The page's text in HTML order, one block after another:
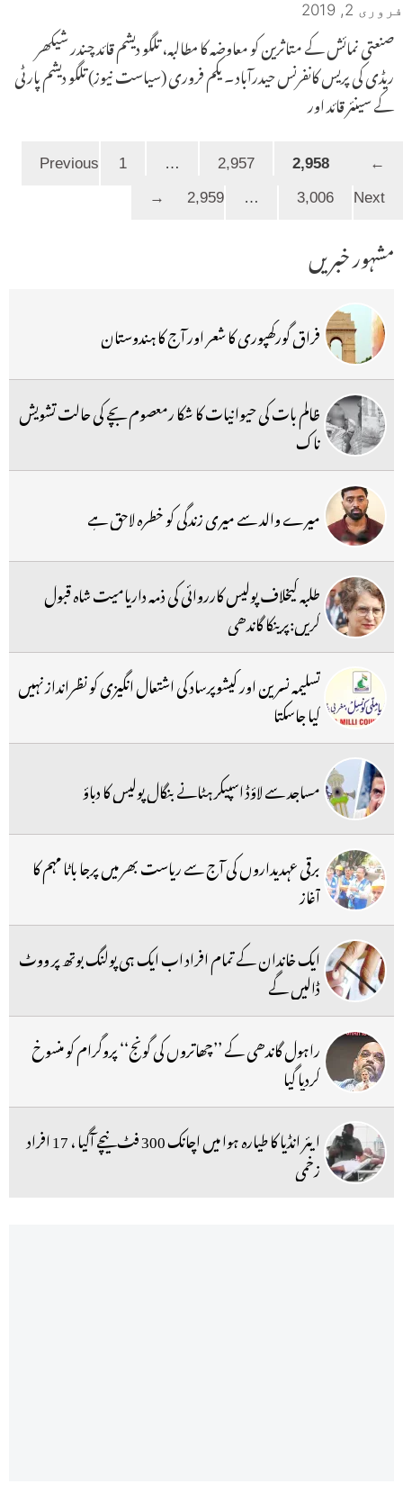
فروری 2, 2019
صنعتی نمائش کے متاثرین کو معاوضہ کا مطالبہ، تلگو دیشم قائد چندر شیکھر
ریڈی کی پریس کانفرنس حیدرآباد ۔ یکم فروری (سیاست نیوز) تلگو دیشم پارٹی
کے سینئر قائد اور
←
Page 1 … 2,957 Page2,958
Page
2,959 … 3,006 Next
→
مشہور خبریں
فراق گورکھپوری کا شعر اور آج کا ہندوستان
ظالم بات کی حیوانیات کا شکا رمعصوم بچے کی حالت تشویش
ناک
میرے والد سے میری زندگی کو خطرہ لاحق ہے
طلبہ کیخلاف پولیس کارروائی کی ذمہ داریامیت شاہ قبول
کریں:پرینکا گاندھی
تسلیمہ نسرین اور کیشوپرساد کی اشتعال انگیزی کو نظرانداز نہیں
کیا جاسکتا
مساجد سے لاؤڈ اسپیکر ہٹانے بنگال پولیس کا دباؤ
برقی عہدیداروں کی آج سے ریاست بھر میں پرجا باٹا مہم کا
آغاز
ایک خاندان کے تمام افراد اب ایک ہی پولنگ بوتھ پر ووٹ
ڈالیں گے
راہول گاندھی کے ’’چھاتروں کی گونج‘‘ پروگرام کو منسوخ
کردیا گیا
ایئر انڈیا کا طیارہ ہوا میں اچانک 300 فٹ نیچے آگیا ، 17 افراد
زخمی